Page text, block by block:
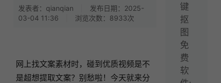
发表者：qianqian
发布日期：2025-
03-04 11:36
浏览次数：8933次
网上找文案素材时，碰到优质视频是不
是超想提取文案？别愁啦！今天就来分
键
抠
图
免
费
软